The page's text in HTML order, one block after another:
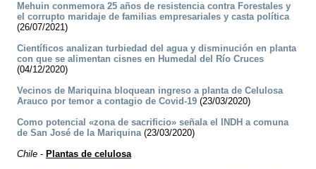
Mehuin conmemora 25 años de resistencia contra Forestales y
el corrupto maridaje de familias empresariales y casta política
(26/07/2021)
Científicos analizan turbiedad del agua y disminución en planta
con que se alimentan cisnes en Humedal del Río Cruces
(04/12/2020)
Vecinos de Mariquina bloquean ingreso a planta de Celulosa
Arauco por temor a contagio de Covid-19 (23/03/2020)
Como potencial «zona de sacrificio» señala el INDH a comuna
de San José de la Mariquina(23/03/2020)
Chile - Plantas de celulosa